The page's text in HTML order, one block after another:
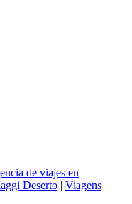
de viajes en
Deserto | Viagens